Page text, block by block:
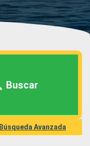
Buscar
Búsqueda Avanzada